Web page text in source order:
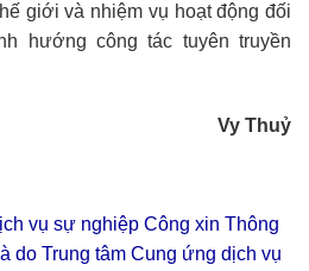
giới và nhiệm vụ hoạt động đối
hướng công tác tuyên truyền
Vy Thuỷ
vụ sự nghiệp Công xin Thông
do Trung tâm Cung ứng dịch vụ